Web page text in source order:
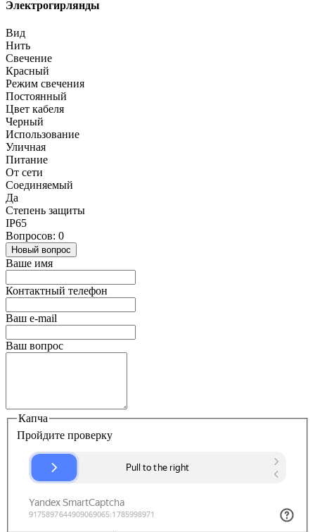
Электрогирлянды
Вид
Нить
Свечение
Красный
Режим свечения
Постоянный
Цвет кабеля
Черный
Использование
Уличная
Питание
От сети
Соединяемый
Да
Степень защиты
IP65
Вопросов: 0
Новый вопрос
Ваше имя
Контактный телефон
Ваш e-mail
Ваш вопрос
Капча
Пройдите проверку